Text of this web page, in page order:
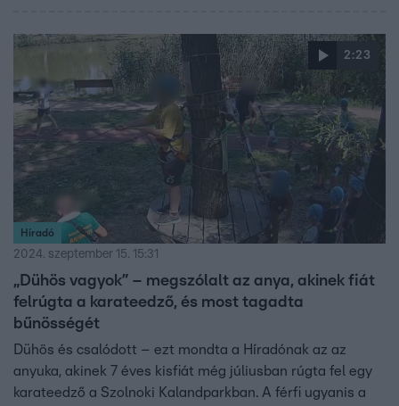
történteken.
2:23
Híradó
2024. szeptember 15. 15:31
„Dühös vagyok” – megszólalt az anya, akinek fiát
felrúgta a karateedző, és most tagadta
bűnösségét
Dühös és csalódott – ezt mondta a Híradónak az az
anyuka, akinek 7 éves kisfiát még júliusban rúgta fel egy
karateedző a Szolnoki Kalandparkban. A férfi ugyanis a